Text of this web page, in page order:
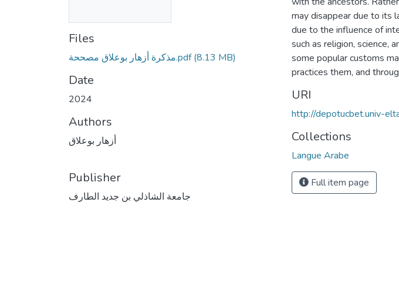
Files
مذكرة أزهار بوعلاق مصححة.pdf (8.13 MB)
Date
2024
Authors
أزهار بوعلاق
Publisher
جامعة الشاذلي بن جديد الطارف
may disappear due to its
due to the influence of
such as religion, science,
some popular customs
practices them, and
URI
http://depotucbet.univ-
Collections
Langue Arabe
Full item page